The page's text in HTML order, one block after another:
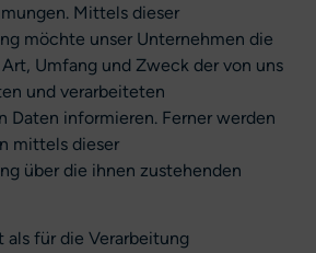
Mittels dieser
möchte unser Unternehmen die
Umfang und Zweck der von uns
und verarbeiteten
Daten informieren. Ferner werden
mittels dieser
über die ihnen zustehenden
als für die Verarbeitung